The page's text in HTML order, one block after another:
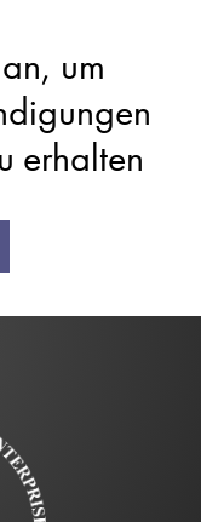
um
erhalten